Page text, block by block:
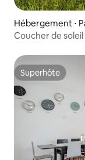
Hébergement ⋅
Coucher de
Superhôte
Superhôte